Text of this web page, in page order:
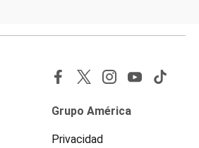
Grupo América
Privacidad